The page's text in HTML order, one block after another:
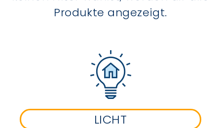
Produkte angezeigt.
LICHT